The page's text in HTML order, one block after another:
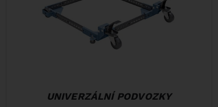
UNIVERZÁLNÍ PODVOZKY